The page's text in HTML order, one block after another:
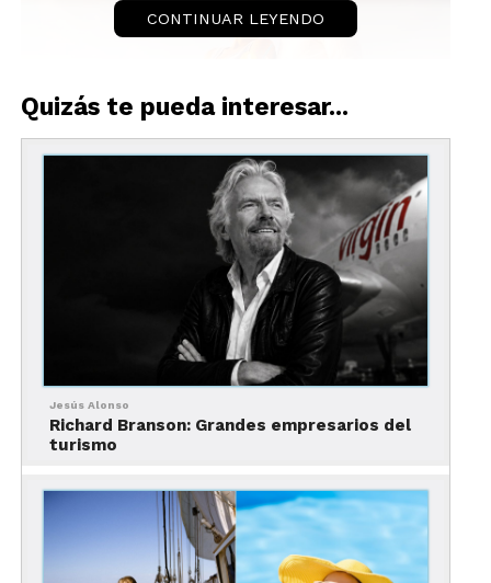
Los cruceros crean un entorno especialmente
romántico, con atardeceres sobre el océano,
noches estrelladas y la brisa marina que se
convierten en el telón de fondo perfecto para el
2. Diversidad de destinos
románticos:
CONTINUAR LEYENDO
Quizás te pueda interesar...
Jesús Alonso
Richard Branson: Grandes empresarios del
turismo